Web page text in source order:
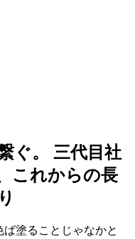
ぐ。 三代目社
これからの長
ば塗ることじゃなかと